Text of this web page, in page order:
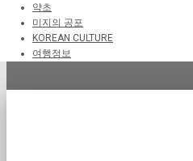
약초
미지의 공포
KOREAN CULTURE
여행정보
가능성